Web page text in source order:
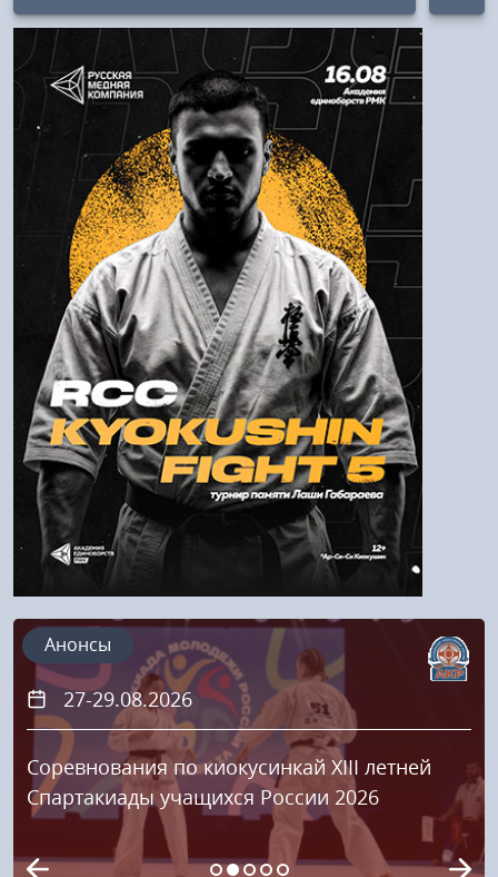
Авторизация
Логин:
Пароль
Войти
Напомнить пароль
Регистрация
27-29.08.2026
Соревнования по киокусинкай XIII летней
Спартакиады учащихся России 2026
Анонсы